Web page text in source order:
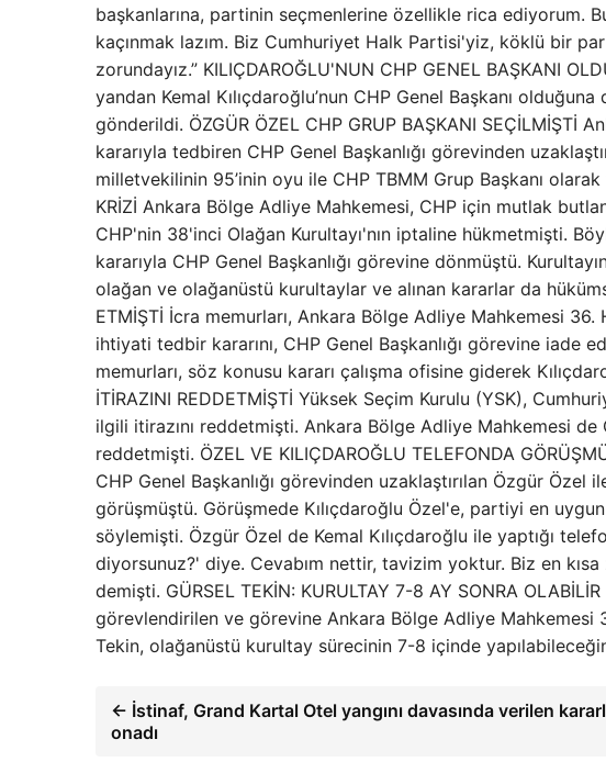
başkanlarına, partinin seçmenlerine özellikle rica ediyorum.
kaçınmak lazım. Biz Cumhuriyet Halk Partisi'yiz, köklü bir
zorundayız.” KILIÇDAROĞLU'NUN CHP GENEL BAŞKANI
yandan Kemal Kılıçdaroğlu’nun CHP Genel Başkanı
gönderildi. ÖZGÜR ÖZEL CHP GRUP BAŞKANI SEÇİLMİŞTİ
kararıyla tedbiren CHP Genel Başkanlığı görevinden
milletvekilinin 95’inin oyu ile CHP TBMM Grup Başkanı
KRİZİ Ankara Bölge Adliye Mahkemesi, CHP için mutlak
CHP'nin 38'inci Olağan Kurultayı'nın iptaline hükmetmişti.
kararıyla CHP Genel Başkanlığı görevine dönmüştü.
olağan ve olağanüstü kurultaylar ve alınan kararlar da
ETMİŞTİ İcra memurları, Ankara Bölge Adliye Mahkemesi
ihtiyati tedbir kararını, CHP Genel Başkanlığı görevine iade
memurları, söz konusu kararı çalışma ofisine giderek
İTİRAZINI REDDETMİŞTİ Yüksek Seçim Kurulu (YSK),
ilgili itirazını reddetmişti. Ankara Bölge Adliye Mahkemesi de
reddetmişti. ÖZEL VE KILIÇDAROĞLU TELEFONDA
CHP Genel Başkanlığı görevinden uzaklaştırılan Özgür
görüşmüştü. Görüşmede Kılıçdaroğlu Özel'e, partiyi en
söylemişti. Özgür Özel de Kemal Kılıçdaroğlu ile yaptığı
diyorsunuz?' diye. Cevabım nettir, tavizim yoktur. Biz en
demişti. GÜRSEL TEKİN: KURULTAY 7-8 AY SONRA
görevlendirilen ve görevine Ankara Bölge Adliye Mahkemesi
Tekin, olağanüstü kurultay sürecinin 7-8 içinde
← İstinaf, Grand Kartal Otel yangını davasında verilen
onadı